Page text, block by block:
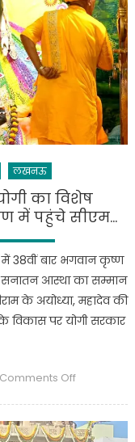
जन्माष्टमी
पर
दिया
लोकमंगल
का
संदेश
लखनऊ
का विशेष
में पहुंचे सीएम…
38वीं बार भगवान कृष्ण
सनातन आस्था का सम्मान
के अयोध्या, महादेव की
विकास पर योगी सरकार
Comments Offon
कान्हा